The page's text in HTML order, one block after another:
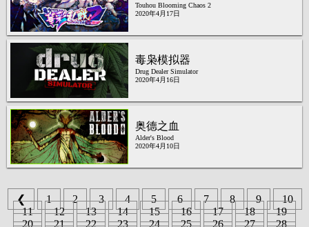
Touhou Blooming Chaos 2
2020年4月17日
毒枭模拟器
Drug Dealer Simulator
2020年4月16日
奥德之血
Alder's Blood
2020年4月10日
❮ 1 2 3 4 5 6 7 8 9
10
11
12 13 14 15 16 17 18
19
20
21 22 23 24 25 26 27 28